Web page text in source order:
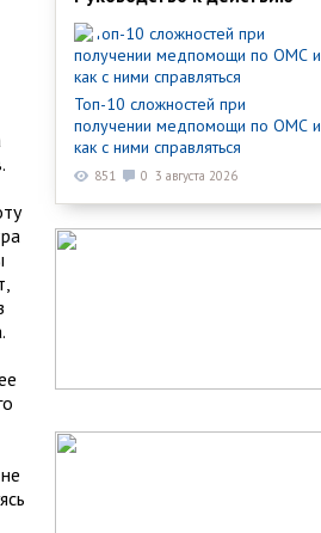
Топ-10 сложностей при
получении медпомощи по ОМС и
как с ними справляться
851 0 3 августа 2026